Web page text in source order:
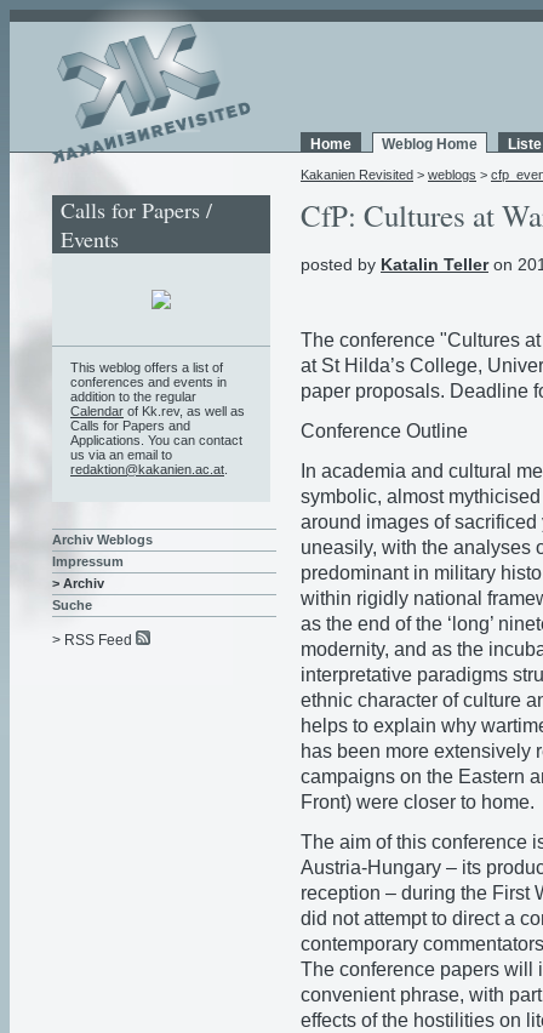
Home Weblog Home
Kakanien Revisited > weblogs >
CfP: Cultures at
posted by Katalin Telleron
The conference "Cultures
at St Hilda’s College,
paper proposals. Deadline
Conference Outline
In academia and cultural
symbolic, almost
around images of
uneasily, with the analyses
predominant in military
within rigidly national
as the end of the ‘long’
modernity, and as the
interpretative paradigms
ethnic character of culture
helps to explain why
has been more extensively
campaigns on the Eastern
Front) were closer to home.
The aim of this conference
Austria-Hungary – its
reception – during the First
did not attempt to direct a
contemporary
The conference papers will
convenient phrase, with
effects of the hostilities on
Calls for Papers /
Events
This weblog offers a list of
conferences and events in
addition to the regular
Calendar of Kk.rev, as well as
Calls for Papers and
Applications. You can contact
us via an email to
redaktion@kakanien.ac.at
Archiv Weblogs
Impressum
> Archiv
Suche
> RSS Feed